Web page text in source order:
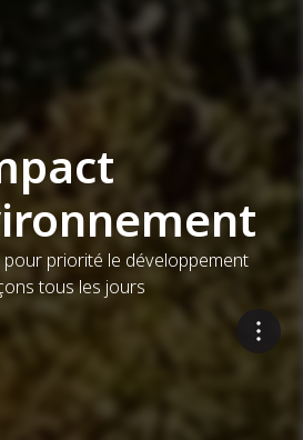
priorité le développement
tous les jours